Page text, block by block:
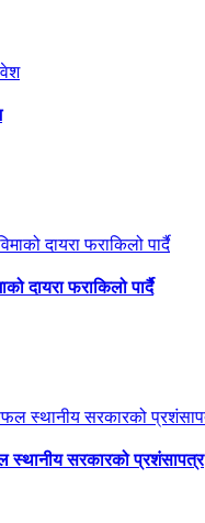
दायरा फराकिलो पार्दै
स्थानीय सरकारको प्रशंसापत्र